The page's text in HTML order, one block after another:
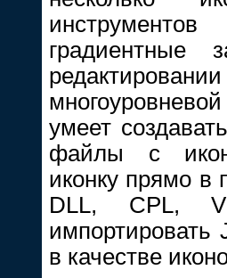
умеет
файлы с
иконку прямо в
DLL, CPL,
в качестве